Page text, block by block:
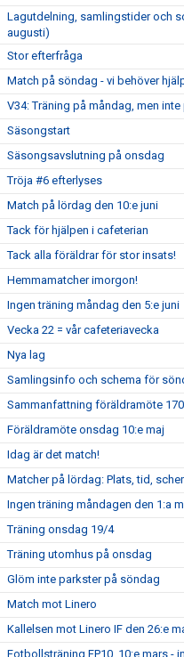
Lagutdelning, samlingstider och
augusti)
Stor efterfråga
Match på söndag - vi behöver
V34: Träning på måndag, men
Säsongstart
Säsongsavslutning på onsdag
Tröja #6 efterlyses
Match på lördag den 10:e juni
Tack för hjälpen i cafeterian
Tack alla föräldrar för stor insats!
Hemmamatcher imorgon!
Ingen träning måndag den 5:e juni
Vecka 22 = vår cafeteriavecka
Nya lag
Samlingsinfo och schema för
Sammanfattning föräldramöte
Föräldramöte onsdag 10:e maj
Idag är det match!
Matcher på lördag: Plats, tid,
Ingen träning måndagen den 1:a
Träning onsdag 19/4
Träning utomhus på onsdag
Glöm inte parkster på söndag
Match mot Linero
Kallelsen mot Linero IF den 26:e
Fotbollsträning FP10, 10:e mars -